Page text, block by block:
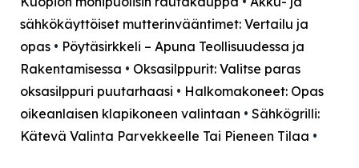
sähkökäyttöiset mutterinvääntimet: Vertailu ja
opas • Pöytäsirkkeli – Apuna Teollisuudessa ja
Rakentamisessa • Oksasilppurit: Valitse paras
oksasilppuri puutarhaasi • Halkomakoneet: Opas
oikeanlaisen klapikoneen valintaan • Sähkögrilli:
Kätevä Valinta Parvekkeelle Tai Pieneen Tilaa •